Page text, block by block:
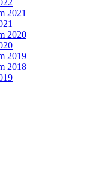
2021
2020
2019
2018